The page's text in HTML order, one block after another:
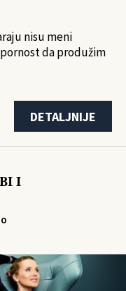
nisu meni
da produžim
DETALJNIJE
I